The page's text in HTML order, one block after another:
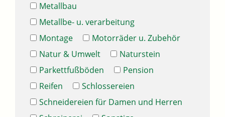
Metallbau
Metallbe- u. verarbeitung
Montage
Motorräder u. Zubehör
Natur & Umwelt
Naturstein
Parkettfußböden
Pension
Reifen
Schlossereien
Schneidereien für Damen und Herren